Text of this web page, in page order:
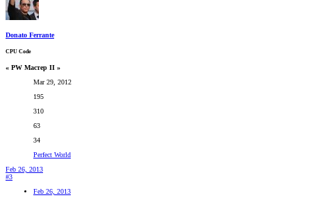
Donato Ferrante
CPU Code
« PW Мастер II »
Mar 29, 2012
195
310
63
34
Perfect World
Feb 26, 2013
#3
Feb 26, 2013